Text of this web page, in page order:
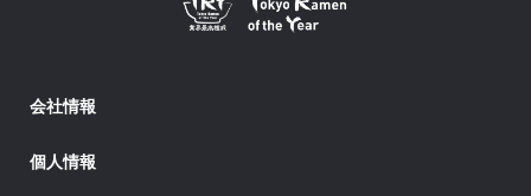
会社情報
個人情報